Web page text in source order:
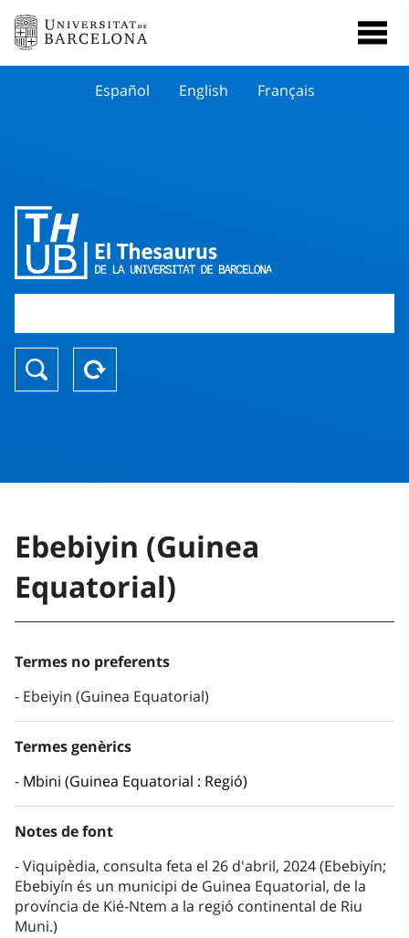
Español English Français
Ebebiyin (Guinea
Equatorial)
Termes no preferents
Ebeiyin (Guinea Equatorial)
Termes genèrics
Mbini (Guinea Equatorial : Regió)
Notes de font
Viquipèdia, consulta feta el 26 d'abril, 2024 (Ebebiyín;
Ebebiyín és un municipi de Guinea Equatorial, de la
província de Kié-Ntem a la regió continental de Riu
Muni.)